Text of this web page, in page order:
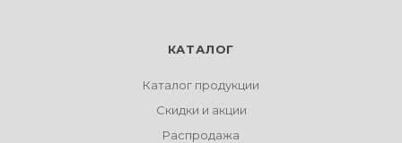
КАТАЛОГ
Каталог продукции
Скидки и акции
Распродажа